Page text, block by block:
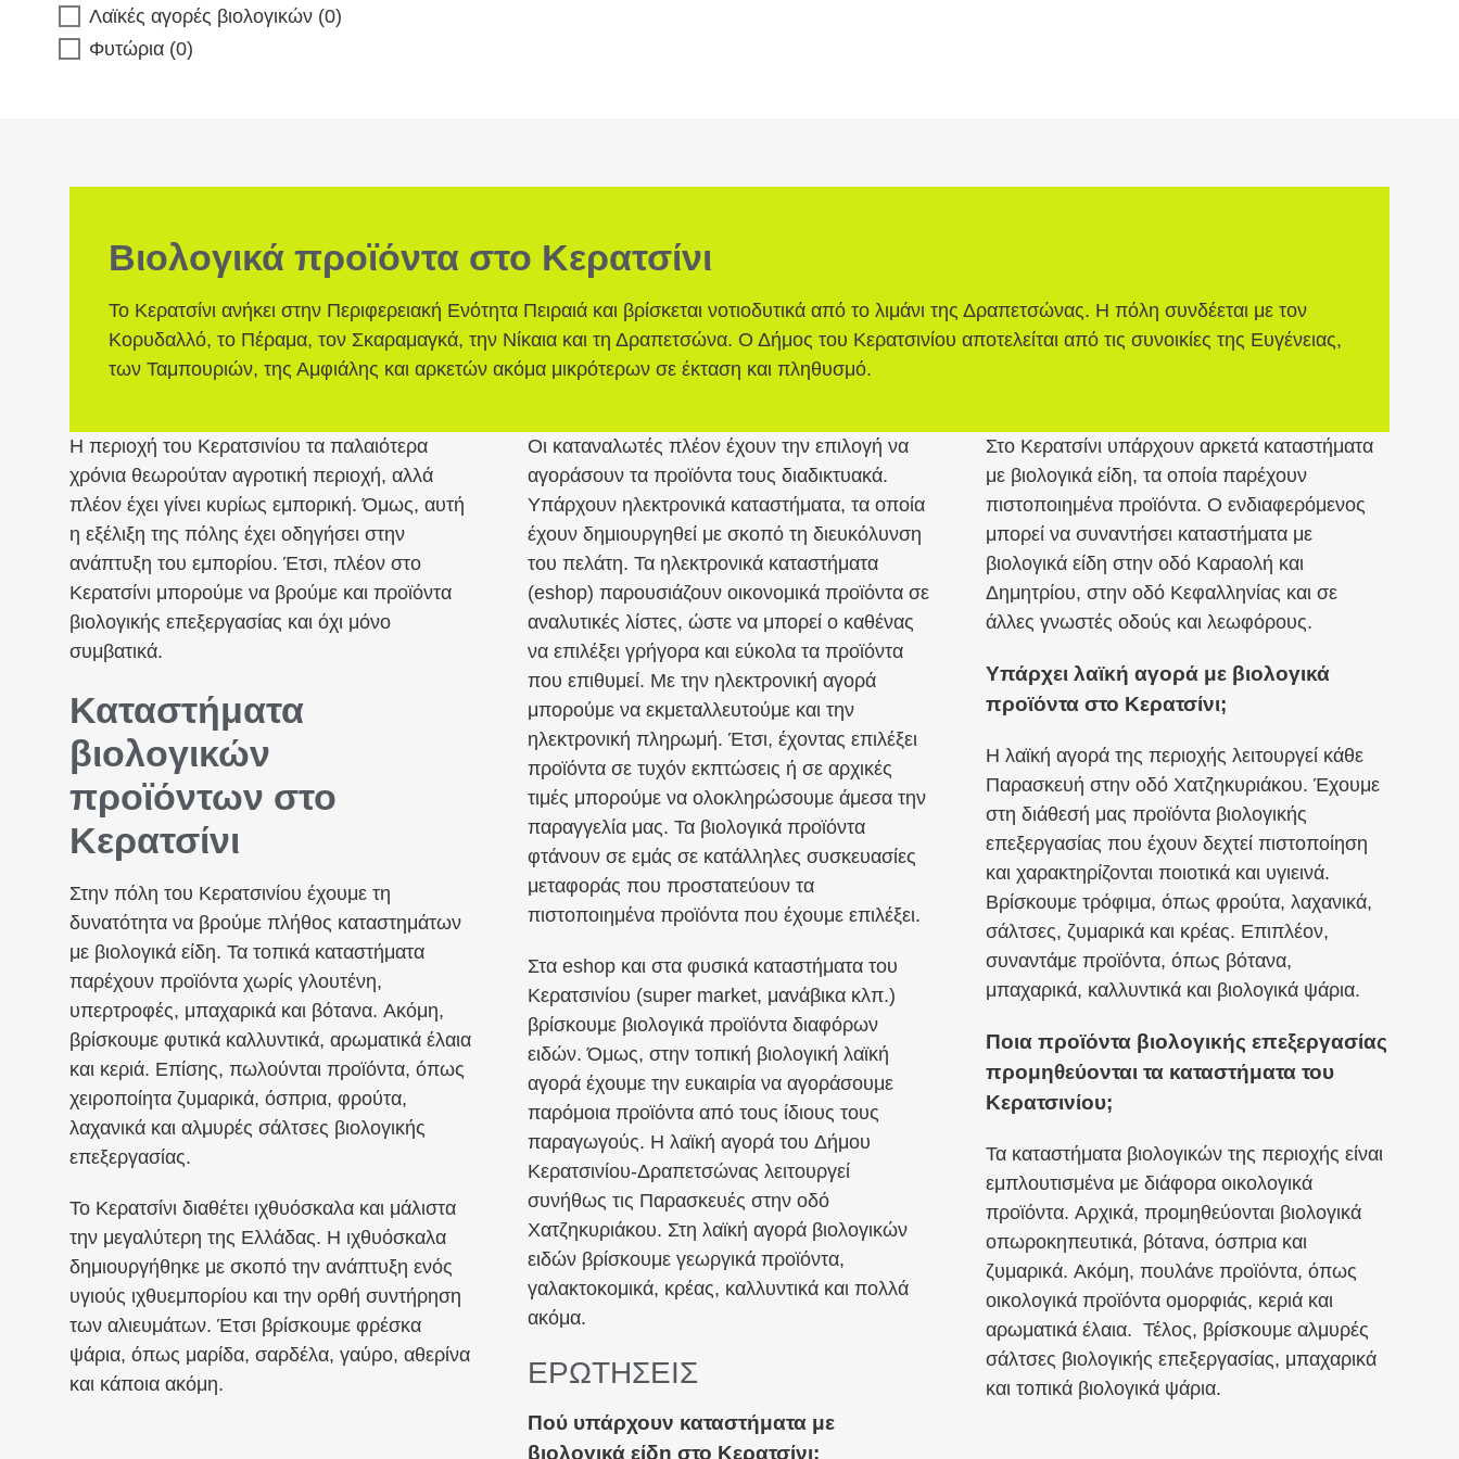
Λαϊκές αγορές βιολογικών (0)
Φυτώρια (0)
Βιολογικά προϊόντα στο Κερατσίνι
Το Κερατσίνι ανήκει στην Περιφερειακή Ενότητα Πειραιά και βρίσκεται νοτιοδυτικά από το λιμάνι της Δραπετσώνας. Η πόλη συνδέεται με τον
Κορυδαλλό, το Πέραμα, τον Σκαραμαγκά, την Νίκαια και τη Δραπετσώνα. Ο Δήμος του Κερατσινίου αποτελείται από τις συνοικίες της Ευγένειας,
των Ταμπουριών, της Αμφιάλης και αρκετών ακόμα μικρότερων σε έκταση και πληθυσμό.
Η περιοχή του Κερατσινίου τα παλαιότερα
χρόνια θεωρούταν αγροτική περιοχή, αλλά
πλέον έχει γίνει κυρίως εμπορική. Όμως, αυτή
η εξέλιξη της πόλης έχει οδηγήσει στην
ανάπτυξη του εμπορίου. Έτσι, πλέον στο
Κερατσίνι μπορούμε να βρούμε και προϊόντα
βιολογικής επεξεργασίας και όχι μόνο
συμβατικά.
Καταστήματα
βιολογικών
προϊόντων στο
Κερατσίνι
Στην πόλη του Κερατσινίου έχουμε τη
δυνατότητα να βρούμε πλήθος καταστημάτων
με βιολογικά είδη. Τα τοπικά καταστήματα
παρέχουν προϊόντα χωρίς γλουτένη,
υπερτροφές, μπαχαρικά και βότανα. Ακόμη,
βρίσκουμε φυτικά καλλυντικά, αρωματικά έλαια
και κεριά. Επίσης, πωλούνται προϊόντα, όπως
χειροποίητα ζυμαρικά, όσπρια, φρούτα,
λαχανικά και αλμυρές σάλτσες βιολογικής
επεξεργασίας.
Το Κερατσίνι διαθέτει ιχθυόσκαλα και μάλιστα
την μεγαλύτερη της Ελλάδας. Η ιχθυόσκαλα
δημιουργήθηκε με σκοπό την ανάπτυξη ενός
υγιούς ιχθυεμπορίου και την ορθή συντήρηση
των αλιευμάτων. Έτσι βρίσκουμε φρέσκα
ψάρια, όπως μαρίδα, σαρδέλα, γαύρο, αθερίνα
και κάποια ακόμη.
Οι καταναλωτές πλέον έχουν την επιλογή να
αγοράσουν τα προϊόντα τους διαδικτυακά.
Υπάρχουν ηλεκτρονικά καταστήματα, τα οποία
έχουν δημιουργηθεί με σκοπό τη διευκόλυνση
του πελάτη. Τα ηλεκτρονικά καταστήματα
(eshop) παρουσιάζουν οικονομικά προϊόντα σε
αναλυτικές λίστες, ώστε να μπορεί ο καθένας
να επιλέξει γρήγορα και εύκολα τα προϊόντα
που επιθυμεί. Με την ηλεκτρονική αγορά
μπορούμε να εκμεταλλευτούμε και την
ηλεκτρονική πληρωμή. Έτσι, έχοντας επιλέξει
προϊόντα σε τυχόν εκπτώσεις ή σε αρχικές
τιμές μπορούμε να ολοκληρώσουμε άμεσα την
παραγγελία μας. Τα βιολογικά προϊόντα
φτάνουν σε εμάς σε κατάλληλες συσκευασίες
μεταφοράς που προστατεύουν τα
πιστοποιημένα προϊόντα που έχουμε επιλέξει.
Στα eshop και στα φυσικά καταστήματα του
Κερατσινίου (super market, μανάβικα κλπ.)
βρίσκουμε βιολογικά προϊόντα διαφόρων
ειδών. Όμως, στην τοπική βιολογική λαϊκή
αγορά έχουμε την ευκαιρία να αγοράσουμε
παρόμοια προϊόντα από τους ίδιους τους
παραγωγούς. Η λαϊκή αγορά του Δήμου
Κερατσινίου-Δραπετσώνας λειτουργεί
συνήθως τις Παρασκευές στην οδό
Χατζηκυριάκου. Στη λαϊκή αγορά βιολογικών
ειδών βρίσκουμε γεωργικά προϊόντα,
γαλακτοκομικά, κρέας, καλλυντικά και πολλά
ακόμα.
ΕΡΩΤΗΣΕΙΣ
Πού υπάρχουν καταστήματα με
βιολογικά είδη στο Κερατσίνι;
Στο Κερατσίνι υπάρχουν αρκετά καταστήματα
με βιολογικά είδη, τα οποία παρέχουν
πιστοποιημένα προϊόντα. Ο ενδιαφερόμενος
μπορεί να συναντήσει καταστήματα με
βιολογικά είδη στην οδό Καραολή και
Δημητρίου, στην οδό Κεφαλληνίας και σε
άλλες γνωστές οδούς και λεωφόρους.
Υπάρχει λαϊκή αγορά με βιολογικά
προϊόντα στο Κερατσίνι;
Η λαϊκή αγορά της περιοχής λειτουργεί κάθε
Παρασκευή στην οδό Χατζηκυριάκου. Έχουμε
στη διάθεσή μας προϊόντα βιολογικής
επεξεργασίας που έχουν δεχτεί πιστοποίηση
και χαρακτηρίζονται ποιοτικά και υγιεινά.
Βρίσκουμε τρόφιμα, όπως φρούτα, λαχανικά,
σάλτσες, ζυμαρικά και κρέας. Επιπλέον,
συναντάμε προϊόντα, όπως βότανα,
μπαχαρικά, καλλυντικά και βιολογικά ψάρια.
Ποια προϊόντα βιολογικής επεξεργασίας
προμηθεύονται τα καταστήματα του
Κερατσινίου;
Τα καταστήματα βιολογικών της περιοχής είναι
εμπλουτισμένα με διάφορα οικολογικά
προϊόντα. Αρχικά, προμηθεύονται βιολογικά
οπωροκηπευτικά, βότανα, όσπρια και
ζυμαρικά. Ακόμη, πουλάνε προϊόντα, όπως
οικολογικά προϊόντα ομορφιάς, κεριά και
αρωματικά έλαια. Τέλος, βρίσκουμε αλμυρές
σάλτσες βιολογικής επεξεργασίας, μπαχαρικά
και τοπικά βιολογικά ψάρια.